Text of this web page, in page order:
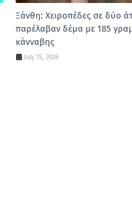
Ξάνθη: Χειροπέδες σε δύο
παρέλαβαν δέμα με 185
κάνναβης
July 15, 2026